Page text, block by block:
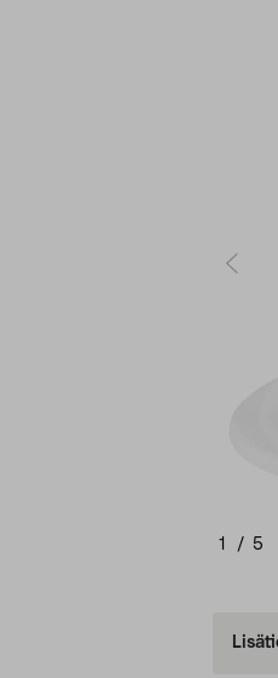
1 / 5